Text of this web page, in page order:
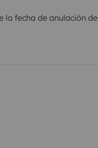
la fecha de anulación de